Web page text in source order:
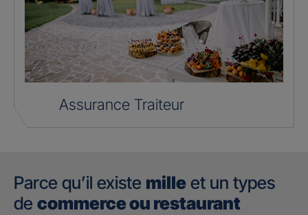
Assurance Traiteur
Parce qu’il existe mille et un types
de commerce ou restaurant